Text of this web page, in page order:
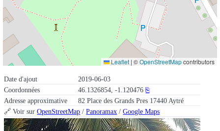
Date d'ajout
2019-06-03
Coordonnées
46.1326854, -1.120476 ⎘
Adresse approximative
82 Place des Grands Pres 17440 Aytré
🔗 Voir surOpenStreetMap /Panoramax /Google Maps
Leaflet | ©OpenStreetMapcontributors